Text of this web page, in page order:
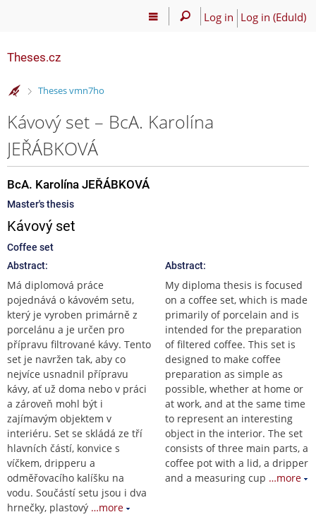
Log in Log in (EduId)
Theses.cz
>
Theses vmn7ho
Kávový set – BcA. Karolína
JEŘÁBKOVÁ
BcA. Karolína JEŘÁBKOVÁ
Master's thesis
Kávový set
Coffee set
Abstract:
Má diplomová práce
pojednává o kávovém setu,
který je vyroben primárně z
porcelánu a je určen pro
přípravu filtrované kávy. Tento
set je navržen tak, aby co
nejvíce usnadnil přípravu
kávy, ať už doma nebo v práci
a zároveň mohl být i
zajímavým objektem v
interiéru. Set se skládá ze tří
hlavních částí, konvice s
víčkem, dripperu a
odměřovacího kalíšku na
vodu. Součástí setu jsou i dva
hrnečky, plastový …more
Abstract:
My diploma thesis is focused
on a coffee set, which is made
primarily of porcelain and is
intended for the preparation
of filtered coffee. This set is
designed to make coffee
preparation as simple as
possible, whether at home or
at work, and at the same time
to represent an interesting
object in the interior. The set
consists of three main parts, a
coffee pot with a lid, a dripper
and a measuring cup …more